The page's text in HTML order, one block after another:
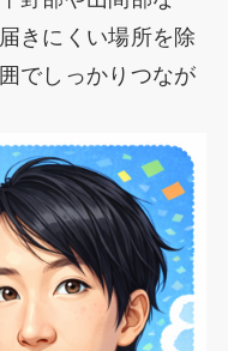
きにくい場所を除
でしっかりつなが